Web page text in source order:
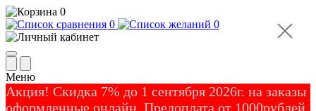
0
0
0
Меню
Акция! Скидка 7% до 1 сентября 2026г. на заказы
оформленные онлайн. Предоплата от 1000рублей.